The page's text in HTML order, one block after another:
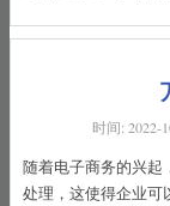
时间: 2022-
随着电子商务的兴起
处理，这使得企业可